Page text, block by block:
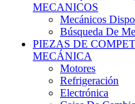
Mecánicos
Búsqueda De
PIEZAS DE
MECÁNICA
Motores
Refrigeración
Electrónica
Cajas De Cambio
Sistemas De